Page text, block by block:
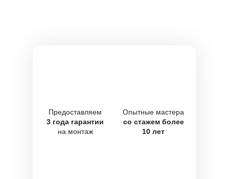
Предоставляем
3 года гарантии
на монтаж
Опытные мастера
со стажем более
10 лет